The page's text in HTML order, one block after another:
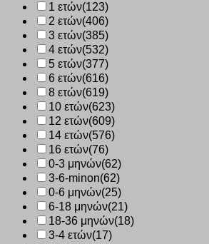
1 ετών(123)
2 ετών(406)
3 ετών(385)
4 ετών(532)
5 ετών(377)
6 ετών(616)
8 ετών(619)
10 ετών(623)
12 ετών(609)
14 ετών(576)
16 ετών(76)
0-3 μηνών(62)
3-6-minon(62)
0-6 μηνών(25)
6-18 μηνών(21)
18-36 μηνών(18)
3-4 ετών(17)